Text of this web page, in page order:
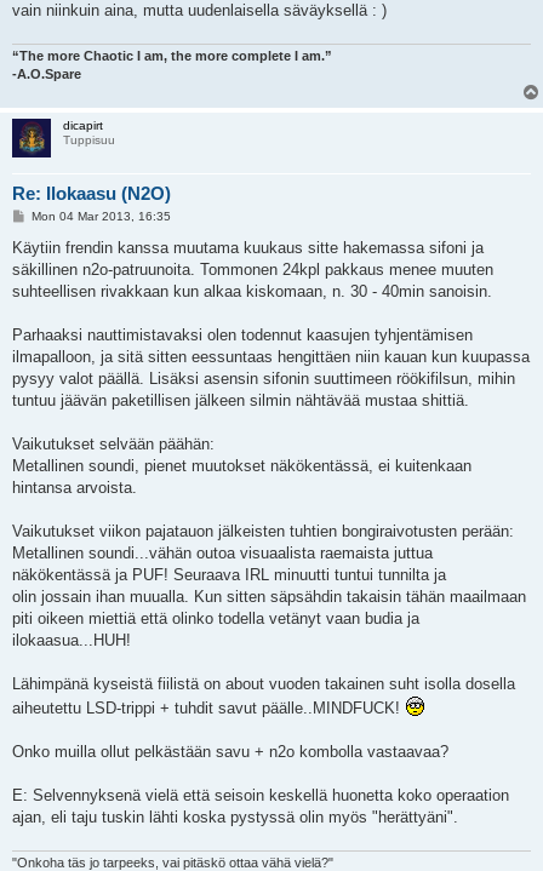
vain niinkuin aina, mutta uudenlaisella säväyksellä : )
“The more Chaotic I am, the more complete I am.”
-A.O.Spare
dicapirt
Tuppisuu
Re: Ilokaasu (N2O)
P
s
Mon 04 Mar 2013, 16:35
Käytiin frendin kanssa muutama kuukaus sitte hakemassa sifoni ja
säkillinen n2o-patruunoita. Tommonen 24kpl pakkaus menee muuten
suhteellisen rivakkaan kun alkaa kiskomaan, n. 30 - 40min sanoisin.
Parhaaksi nauttimistavaksi olen todennut kaasujen tyhjentämisen
ilmapalloon, ja sitä sitten eessuntaas hengittäen niin kauan kun kuupassa
pysyy valot päällä. Lisäksi asensin sifonin suuttimeen röökifilsun, mihin
tuntuu jäävän paketillisen jälkeen silmin nähtävää mustaa shittiä.
Vaikutukset selvään päähän:
Metallinen soundi, pienet muutokset näkökentässä, ei kuitenkaan
hintansa arvoista.
Vaikutukset viikon pajatauon jälkeisten tuhtien bongiraivotusten perään:
Metallinen soundi...vähän outoa visuaalista raemaista juttua
näkökentässä ja PUF! Seuraava IRL minuutti tuntui tunnilta ja
olin jossain ihan muualla. Kun sitten säpsähdin takaisin tähän maailmaan
piti oikeen miettiä että olinko todella vetänyt vaan budia ja
ilokaasua...HUH!
Lähimpänä kyseistä fiilistä on about vuoden takainen suht isolla dosella
aiheutettu LSD-trippi + tuhdit savut päälle..MINDFUCK!
Onko muilla ollut pelkästään savu + n2o kombolla vastaavaa?
E: Selvennyksenä vielä että seisoin keskellä huonetta koko operaation
ajan, eli taju tuskin lähti koska pystyssä olin myös "herättyäni".
"Onkoha täs jo tarpeeks, vai pitäskö ottaa vähä vielä?"